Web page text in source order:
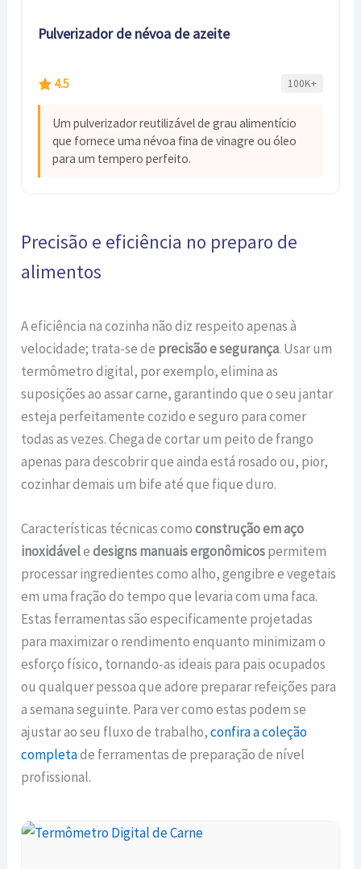
Pulverizador de névoa de azeite
4.5 100K+
Um pulverizador reutilizável de grau alimentício
que fornece uma névoa fina de vinagre ou óleo
para um tempero perfeito.
Precisão e eficiência no preparo de
alimentos
A eficiência na cozinha não diz respeito apenas à
velocidade; trata-se de precisão e segurança. Usar um
termômetro digital, por exemplo, elimina as
suposições ao assar carne, garantindo que o seu jantar
esteja perfeitamente cozido e seguro para comer
todas as vezes. Chega de cortar um peito de frango
apenas para descobrir que ainda está rosado ou, pior,
cozinhar demais um bife até que fique duro.
Características técnicas comoconstrução em aço
inoxidáveledesigns manuais ergonômicospermitem
processar ingredientes como alho, gengibre e vegetais
em uma fração do tempo que levaria com uma faca.
Estas ferramentas são especificamente projetadas
para maximizar o rendimento enquanto minimizam o
esforço físico, tornando-as ideais para pais ocupados
ou qualquer pessoa que adore preparar refeições para
a semana seguinte. Para ver como estas podem se
ajustar ao seu fluxo de trabalho,confira a coleção
completade ferramentas de preparação de nível
profissional.